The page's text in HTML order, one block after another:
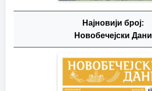
Најновији број:
Новобечејски Дани